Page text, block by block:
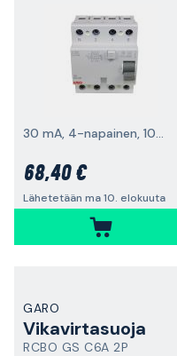
30 mA, 4-napainen, 10kA
68,40 €
Lähetetään ma 10. elokuuta
GARO
Vikavirtasuoja
RCBO GS C6A 2P